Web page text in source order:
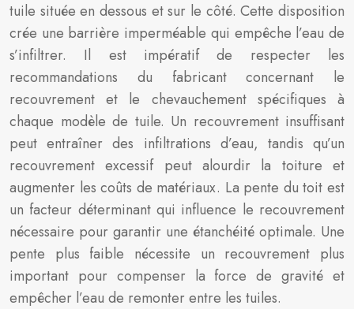
tuile située en dessous et sur le côté. Cette disposition
crée une barrière imperméable qui empêche l’eau de
s’infiltrer. Il est impératif de respecter les
recommandations du fabricant concernant le
recouvrement et le chevauchement spécifiques à
chaque modèle de tuile. Un recouvrement insuffisant
peut entraîner des infiltrations d’eau, tandis qu’un
recouvrement excessif peut alourdir la toiture et
augmenter les coûts de matériaux. La pente du toit est
un facteur déterminant qui influence le recouvrement
nécessaire pour garantir une étanchéité optimale. Une
pente plus faible nécessite un recouvrement plus
important pour compenser la force de gravité et
empêcher l’eau de remonter entre les tuiles.